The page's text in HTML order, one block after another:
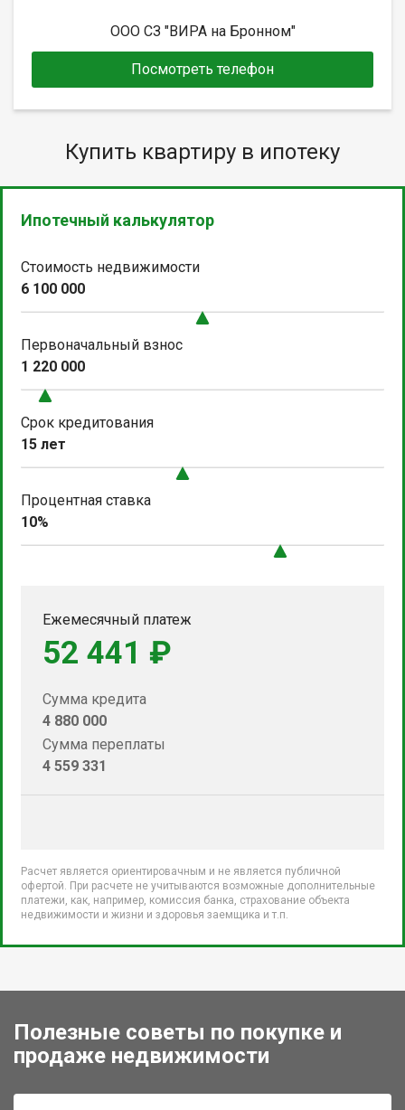
ООО СЗ "ВИРА на Бронном"
Посмотреть телефон
Купить квартиру в ипотеку
Ипотечный калькулятор
Стоимость недвижимости
6 100 000
Первоначальный взнос
1 220 000
Срок кредитования
15 лет
Процентная ставка
10%
Ежемесячный платеж
52 441 ₽
Сумма кредита
4 880 000
Сумма переплаты
4 559 331
Расчет является ориентировачным и не является публичной
офертой. При расчете не учитываются возможные дополнительные
платежи, как, например, комиссия банка, страхование объекта
недвижимости и жизни и здоровья заемщика и т.п.
Полезные советы по покупке и
продаже недвижимости